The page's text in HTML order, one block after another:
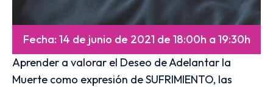
Fecha: 14 de junio de 2021 de 18:00h a 19:30h
Aprender a valorar el Deseo de Adelantar la
Muerte como expresión de SUFRIMIENTO, las